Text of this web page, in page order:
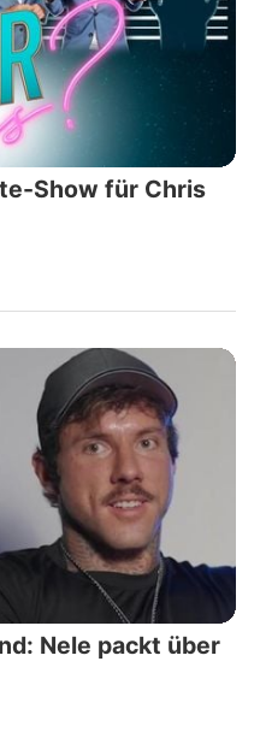
Show für Chris
Nele packt über